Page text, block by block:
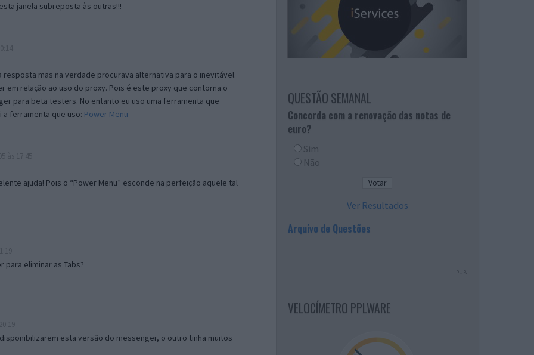
janela subreposta às outras!!!
mas na verdade procurava alternativa para o inevitável.
em relação ao uso do proxy. Pois é este proxy que contorna o
para beta testers. No entanto eu uso uma ferramenta que
ferramenta que uso: Power Menu
ajuda! Pois o “Power Menu” esconde na perfeição aquele tal
para eliminar as Tabs?
esta versão do messenger, o outro tinha muitos
QUESTÃO SEMANAL
Concorda com a renovação das notas de
euro?
Sim
Não
Ver Resultados
Arquivo de Questões
PUB
VELOCÍMETRO PPLWARE